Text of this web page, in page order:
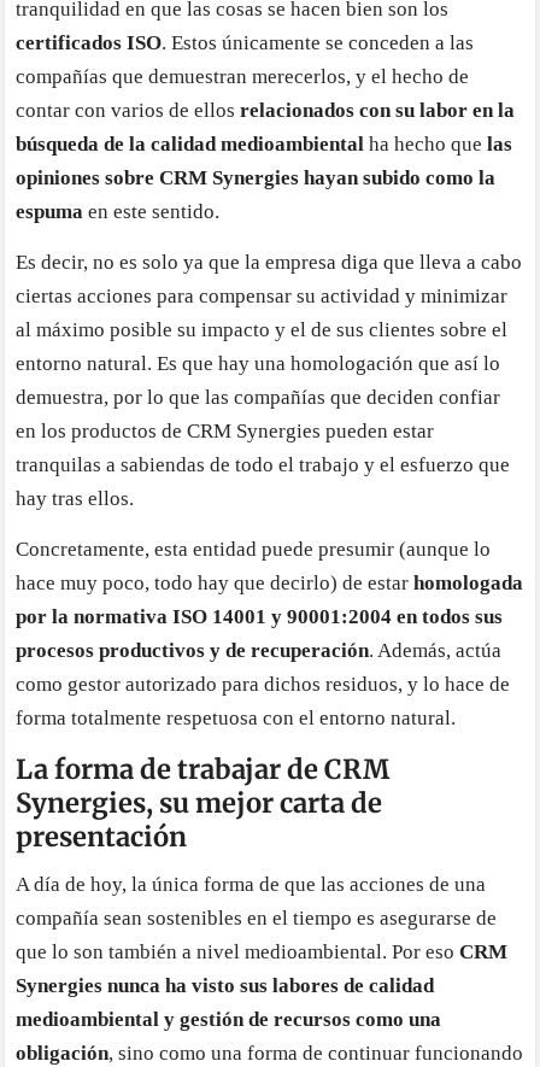
tranquilidad en que las cosas se hacen bien son los
certificados ISO. Estos únicamente se conceden a las
compañías que demuestran merecerlos, y el hecho de
contar con varios de ellos relacionados con su labor en la
búsqueda de la calidad medioambiental ha hecho quelas
opiniones sobre CRM Synergies hayan subido como la
espuma en este sentido.
Es decir, no es solo ya que la empresa diga que lleva a cabo
ciertas acciones para compensar su actividad y minimizar
al máximo posible su impacto y el de sus clientes sobre el
entorno natural. Es que hay una homologación que así lo
demuestra, por lo que las compañías que deciden confiar
en los productos de CRM Synergies pueden estar
tranquilas a sabiendas de todo el trabajo y el esfuerzo que
hay tras ellos.
Concretamente, esta entidad puede presumir (aunque lo
hace muy poco, todo hay que decirlo) de estarhomologada
por la normativa ISO 14001 y 90001:2004 en todos sus
procesos productivos y de recuperación. Además, actúa
como gestor autorizado para dichos residuos, y lo hace de
forma totalmente respetuosa con el entorno natural.
La forma de trabajar de CRM
Synergies, su mejor carta de
presentación
A día de hoy, la única forma de que las acciones de una
compañía sean sostenibles en el tiempo es asegurarse de
que lo son también a nivel medioambiental. Por esoCRM
Synergies nunca ha visto sus labores de calidad
medioambiental y gestión de recursos como una
obligación, sino como una forma de continuar funcionando